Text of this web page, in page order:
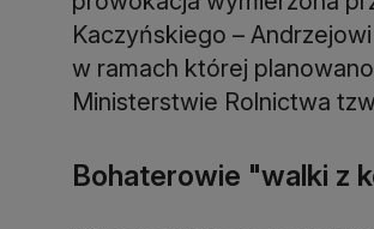
Kaczyńskiego –
w ramach której
Ministerstwie Rolnictwa
Bohaterowie "walki z